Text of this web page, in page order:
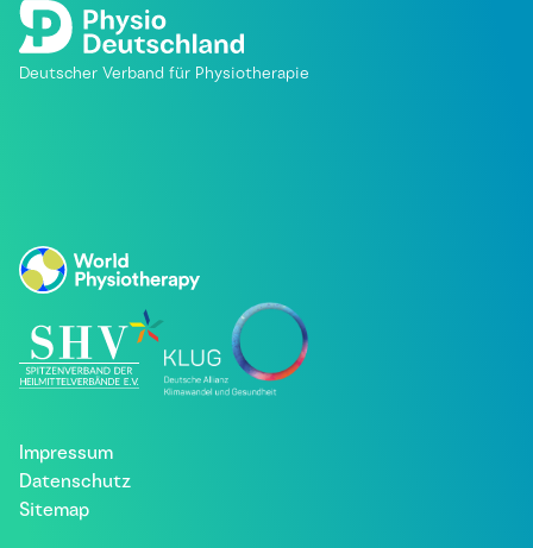
Deutscher Verband für Physiotherapie
Impressum
Datenschutz
Sitemap